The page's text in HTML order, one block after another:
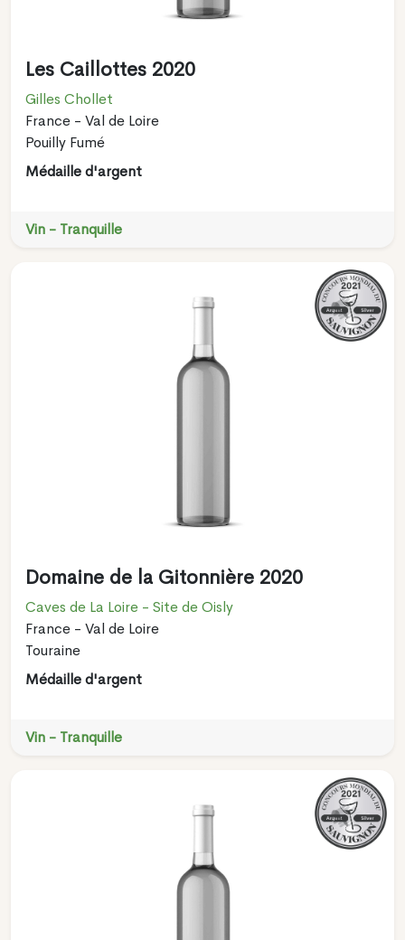
Les Caillottes 2020
Gilles Chollet
France - Val de Loire
Pouilly Fumé
Médaille d'argent
Vin - Tranquille
Domaine de la Gitonnière 2020
Caves de La Loire - Site de Oisly
France - Val de Loire
Touraine
Médaille d'argent
Vin - Tranquille